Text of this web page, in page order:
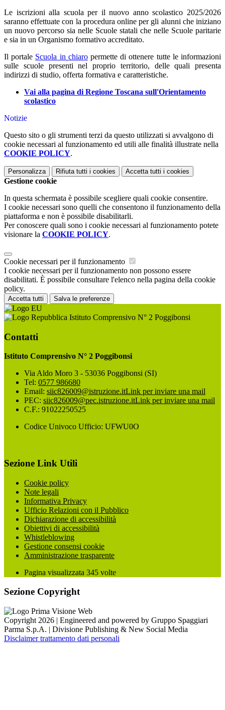
Le iscrizioni alla scuola per il nuovo anno scolastico 2025/2026
saranno effettuate con la procedura online per gli alunni che iniziano
un nuovo percorso sia nelle Scuole statali che nelle Scuole paritarie
e sia in un Organismo formativo accreditato.
Il portale Scuola in chiaropermette di ottenere tutte le informazioni
sulle scuole presenti nel proprio territorio, delle quali presenta
indirizzi di studio, offerta formativa e caratteristiche.
Vai alla pagina di Regione Toscana sull'Orientamento
scolastico
Notizie
Questo sito o gli strumenti terzi da questo utilizzati si avvalgono di
cookie necessari al funzionamento ed utili alle finalità illustrate nella
COOKIE POLICY.
Personalizza Rifiuta tutti i cookies Accetta tutti i cookies
Gestione cookie
In questa schermata è possibile scegliere quali cookie consentire.
I cookie necessari sono quelli che consentono il funzionamento della
piattaforma e non è possibile disabilitarli.
Per conoscere quali sono i cookie necessari al funzionamento potete
visionare la COOKIE POLICY.
Cookie necessari per il funzionamento
I cookie necessari per il funzionamento non possono essere
disabilitati. È possibile consultare l'elenco nella pagina della cookie
policy.
Accetta tutti Salva le preferenze
Istituto Comprensivo N° 2 Poggibonsi
Contatti
Istituto Comprensivo N° 2 Poggibonsi
Via Aldo Moro 3 - 53036 Poggibonsi (SI)
Tel: 0577 986680
Email: siic826009@istruzione.itLink per inviare una mail
PEC: siic826009@pec.istruzione.itLink per inviare una mail
C.F.: 91022250525
Codice Univoco Ufficio: UFWU0O
Sezione Link Utili
Cookie policy
Note legali
Informativa Privacy
Ufficio Relazioni con il Pubblico
Dichiarazione di accessibilità
Obiettivi di accessibilità
Whistleblowing
Gestione consensi cookie
Amministrazione trasparente
Pagina visualizzata 345 volte
Sezione Copyright
Copyright 2026 | Engineered and powered by Gruppo Spaggiari
Parma S.p.A. | Divisione Publishing & New Social Media
Disclaimer trattamento dati personali